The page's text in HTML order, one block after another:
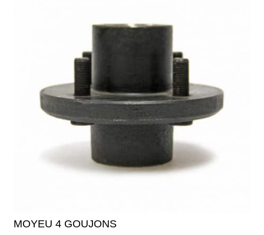
MOYEU 4 GOUJONS